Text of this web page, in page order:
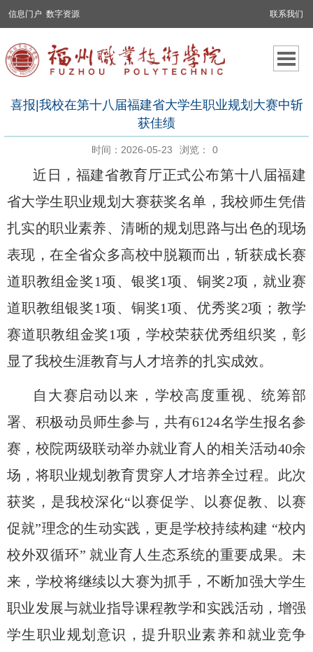
信息门户 数字资源 联系我们
喜报|我校在第十八届福建省大学生职业规划大赛中斩
获佳绩
时间：2026-05-23 浏览： 0
近日，福建省教育厅正式公布第十八届福建
省大学生职业规划大赛获奖名单，我校师生凭借
扎实的职业素养、清晰的规划思路与出色的现场
表现，在全省众多高校中脱颖而出，斩获成长赛
道职教组金奖1项、银奖1项、铜奖2项，就业赛
道职教组银奖1项、铜奖1项、优秀奖2项；教学
赛道职教组金奖1项 ，学校荣获优秀组织奖 ，彰
显了我校生涯教育与人才培养的扎实成效。
自大赛启动以来，学校高度重视、统筹部
署、积极动员师生参与，共有6124名学生报名参
赛，校院两级联动举办就业育人的相关活动40余
场，将职业规划教育贯穿人才培养全过程。此次
获奖，是我校深化“以赛促学、以赛促教、以赛
促就”理念的生动实践，更是学校持续构建 “校内
校外双循环” 就业育人生态系统的重要成果。未
来，学校将继续以大赛为抓手，不断加强大学生
职业发展与就业指导课程教学和实践活动，增强
学生职业规划意识，提升职业素养和就业竞争